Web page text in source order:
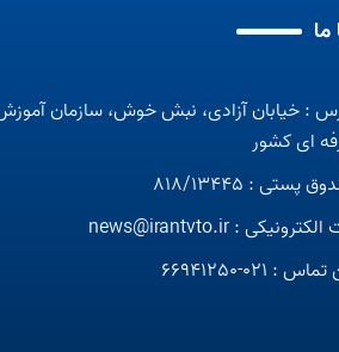
ما
: خیابان آزادی، نبش خوش، سازمان
ای کشور
پستی : 818/13445
:
news@irantvto.ir
تماس : 021-66941250